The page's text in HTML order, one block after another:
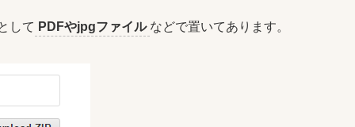
して PDFやjpgファイル などで置いてあります。